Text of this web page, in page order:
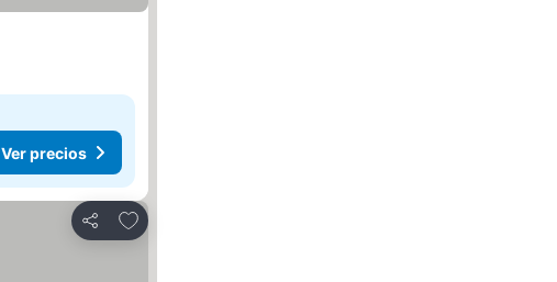
Ver precios
Compartir
Añadir a favoritos